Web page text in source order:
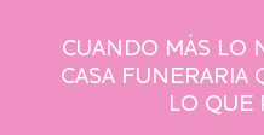
CUANDO MÁS LO
CASA FUNERARIA
LO QUE